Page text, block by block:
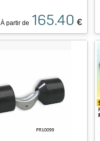
À partir de 165.40 €